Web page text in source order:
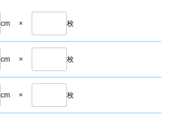
cm × 枚
cm × 枚
cm × 枚